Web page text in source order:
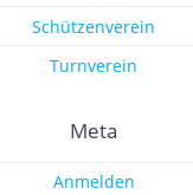
Schützenverein
Turnverein
Meta
Anmelden